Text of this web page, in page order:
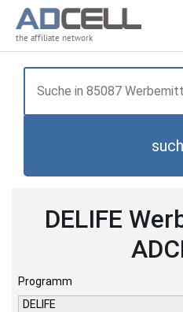
the affiliate network
DELIFE
Programm
DELIFE